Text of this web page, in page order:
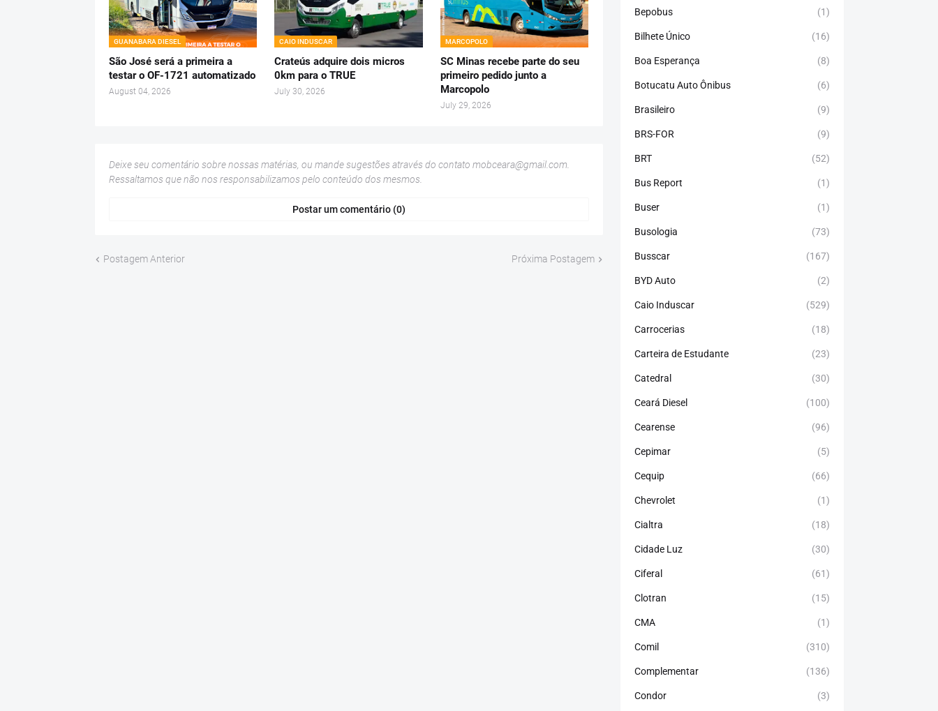
GUANABARA DIESEL
São José será a primeira a
testar o OF-1721 automatizado
August 04, 2026
CAIO INDUSCAR
Crateús adquire dois micros
0km para o TRUE
July 30, 2026
MARCOPOLO
SC Minas recebe parte do seu
primeiro pedido junto a
Marcopolo
July 29, 2026
Deixe seu comentário sobre nossas matérias, ou mande sugestões através do contato mobceara@gmail.com.
Ressaltamos que não nos responsabilizamos pelo conteúdo dos mesmos.
Postar um comentário (0)
Postagem Anterior Próxima Postagem
Bepobus (1)
Bilhete Único (16)
Boa Esperança (8)
Botucatu Auto Ônibus (6)
Brasileiro (9)
BRS-FOR (9)
BRT (52)
Bus Report (1)
Buser (1)
Busologia (73)
Busscar (167)
BYD Auto (2)
Caio Induscar (529)
Carrocerias (18)
Carteira de Estudante (23)
Catedral (30)
Ceará Diesel (100)
Cearense (96)
Cepimar (5)
Cequip (66)
Chevrolet (1)
Cialtra (18)
Cidade Luz (30)
Ciferal (61)
Clotran (15)
CMA (1)
Comil (310)
Complementar (136)
Condor (3)